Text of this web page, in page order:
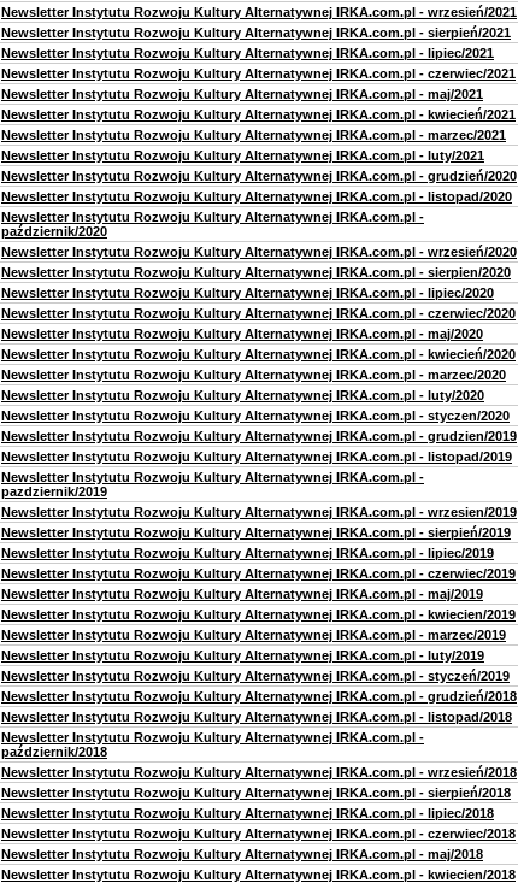
Newsletter Instytutu Rozwoju Kultury Alternatywnej IRKA.com.pl - wrzesień/2021
Newsletter Instytutu Rozwoju Kultury Alternatywnej IRKA.com.pl - sierpień/2021
Newsletter Instytutu Rozwoju Kultury Alternatywnej IRKA.com.pl - lipiec/2021
Newsletter Instytutu Rozwoju Kultury Alternatywnej IRKA.com.pl - czerwiec/2021
Newsletter Instytutu Rozwoju Kultury Alternatywnej IRKA.com.pl - maj/2021
Newsletter Instytutu Rozwoju Kultury Alternatywnej IRKA.com.pl - kwiecień/2021
Newsletter Instytutu Rozwoju Kultury Alternatywnej IRKA.com.pl - marzec/2021
Newsletter Instytutu Rozwoju Kultury Alternatywnej IRKA.com.pl - luty/2021
Newsletter Instytutu Rozwoju Kultury Alternatywnej IRKA.com.pl - grudzień/2020
Newsletter Instytutu Rozwoju Kultury Alternatywnej IRKA.com.pl - listopad/2020
Newsletter Instytutu Rozwoju Kultury Alternatywnej IRKA.com.pl -
październik/2020
Newsletter Instytutu Rozwoju Kultury Alternatywnej IRKA.com.pl - wrzesień/2020
Newsletter Instytutu Rozwoju Kultury Alternatywnej IRKA.com.pl - sierpien/2020
Newsletter Instytutu Rozwoju Kultury Alternatywnej IRKA.com.pl - lipiec/2020
Newsletter Instytutu Rozwoju Kultury Alternatywnej IRKA.com.pl - czerwiec/2020
Newsletter Instytutu Rozwoju Kultury Alternatywnej IRKA.com.pl - maj/2020
Newsletter Instytutu Rozwoju Kultury Alternatywnej IRKA.com.pl - kwiecień/2020
Newsletter Instytutu Rozwoju Kultury Alternatywnej IRKA.com.pl - marzec/2020
Newsletter Instytutu Rozwoju Kultury Alternatywnej IRKA.com.pl - luty/2020
Newsletter Instytutu Rozwoju Kultury Alternatywnej IRKA.com.pl - styczen/2020
Newsletter Instytutu Rozwoju Kultury Alternatywnej IRKA.com.pl - grudzien/2019
Newsletter Instytutu Rozwoju Kultury Alternatywnej IRKA.com.pl - listopad/2019
Newsletter Instytutu Rozwoju Kultury Alternatywnej IRKA.com.pl -
pazdziernik/2019
Newsletter Instytutu Rozwoju Kultury Alternatywnej IRKA.com.pl - wrzesien/2019
Newsletter Instytutu Rozwoju Kultury Alternatywnej IRKA.com.pl - sierpień/2019
Newsletter Instytutu Rozwoju Kultury Alternatywnej IRKA.com.pl - lipiec/2019
Newsletter Instytutu Rozwoju Kultury Alternatywnej IRKA.com.pl - czerwiec/2019
Newsletter Instytutu Rozwoju Kultury Alternatywnej IRKA.com.pl - maj/2019
Newsletter Instytutu Rozwoju Kultury Alternatywnej IRKA.com.pl - kwiecien/2019
Newsletter Instytutu Rozwoju Kultury Alternatywnej IRKA.com.pl - marzec/2019
Newsletter Instytutu Rozwoju Kultury Alternatywnej IRKA.com.pl - luty/2019
Newsletter Instytutu Rozwoju Kultury Alternatywnej IRKA.com.pl - styczeń/2019
Newsletter Instytutu Rozwoju Kultury Alternatywnej IRKA.com.pl - grudzień/2018
Newsletter Instytutu Rozwoju Kultury Alternatywnej IRKA.com.pl - listopad/2018
Newsletter Instytutu Rozwoju Kultury Alternatywnej IRKA.com.pl -
październik/2018
Newsletter Instytutu Rozwoju Kultury Alternatywnej IRKA.com.pl - wrzesień/2018
Newsletter Instytutu Rozwoju Kultury Alternatywnej IRKA.com.pl - sierpień/2018
Newsletter Instytutu Rozwoju Kultury Alternatywnej IRKA.com.pl - lipiec/2018
Newsletter Instytutu Rozwoju Kultury Alternatywnej IRKA.com.pl - czerwiec/2018
Newsletter Instytutu Rozwoju Kultury Alternatywnej IRKA.com.pl - maj/2018
Newsletter Instytutu Rozwoju Kultury Alternatywnej IRKA.com.pl - kwiecien/2018